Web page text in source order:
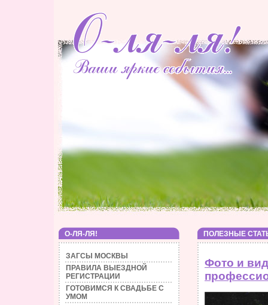
О-ЛЯ-ЛЯ!
ЗАГСЫ МОСКВЫ
ПРАВИЛА ВЫЕЗДНОЙ
РЕГИСТРАЦИИ
ГОТОВИМСЯ К СВАДЬБЕ С
УМОМ
ПОЛЕЗНЫЕ
Фото и